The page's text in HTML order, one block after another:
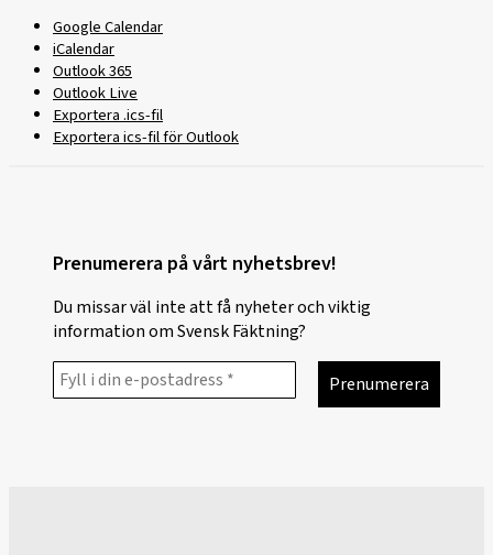
Google Calendar
iCalendar
Outlook 365
Outlook Live
Exportera .ics-fil
Exportera ics-fil för Outlook
Prenumerera på vårt nyhetsbrev!
Du missar väl inte att få nyheter och viktig
information om Svensk Fäktning?